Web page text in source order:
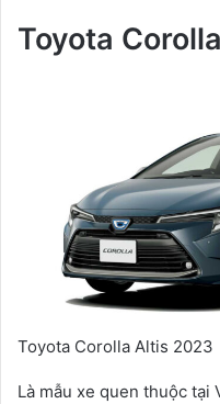
Toyota
Toyota Corolla Altis 2023
Là mẫu xe quen thuộc tại